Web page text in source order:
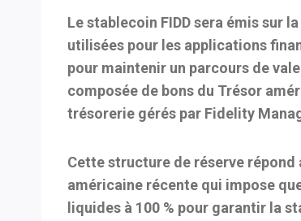
Le stablecoin FIDD sera émis sur la
utilisées pour les applications
pour maintenir un parcours de
composée de bons du Trésor
trésorerie gérés par Fidelity
Cette structure de réserve répond
américaine récente qui impose
liquides à 100 % pour garantir la